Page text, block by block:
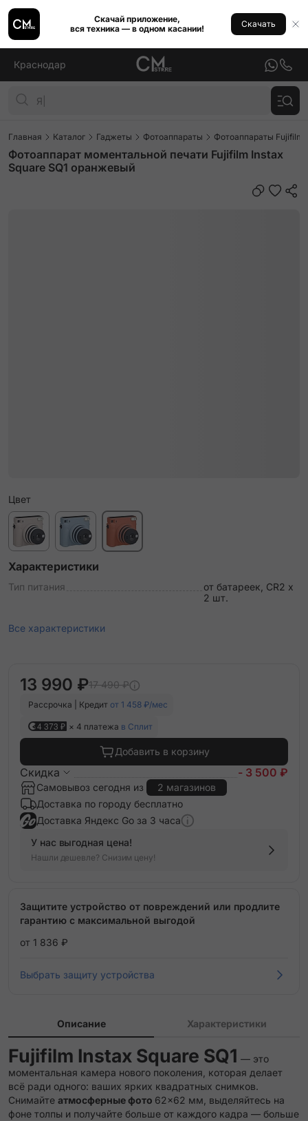
Скачай приложение,
вся техника — в одном касании!
Скачать
Краснодар
Главная Каталог Гаджеты Фотоаппараты Фотоаппараты Fujifilm
Фотоаппарат моментальной печати Fujifilm Instax
Square SQ1 оранжевый
Цвет
Характеристики
Тип питания
от батареек, CR2 х
2 шт.
Все характеристики
13 990 ₽17 490 ₽
Рассрочка | Кредит от 1 458 ₽/мес
4 373 ₽ × 4 платежа в Сплит
Добавить в корзину
Скидка - 3 500 ₽
Самовывоз сегодня из
2 магазинов
Доставка по городу бесплатно
Доставка Яндекс Go за 3 часа
У нас выгодная цена!
Нашли дешевле? Снизим цену!
Защитите устройство от повреждений или продлите
гарантию с максимальной выгодой
от 1 836 ₽
Выбрать защиту устройства
Описание Характеристики
Fujifilm Instax Square SQ1 — это
моментальная камера нового поколения, которая делает
всё ради одного: ваших ярких квадратных снимков.
Снимайте атмосферные фото 62×62 мм, выделяйтесь на
фоне толпы и получайте больше от каждого кадра — больше